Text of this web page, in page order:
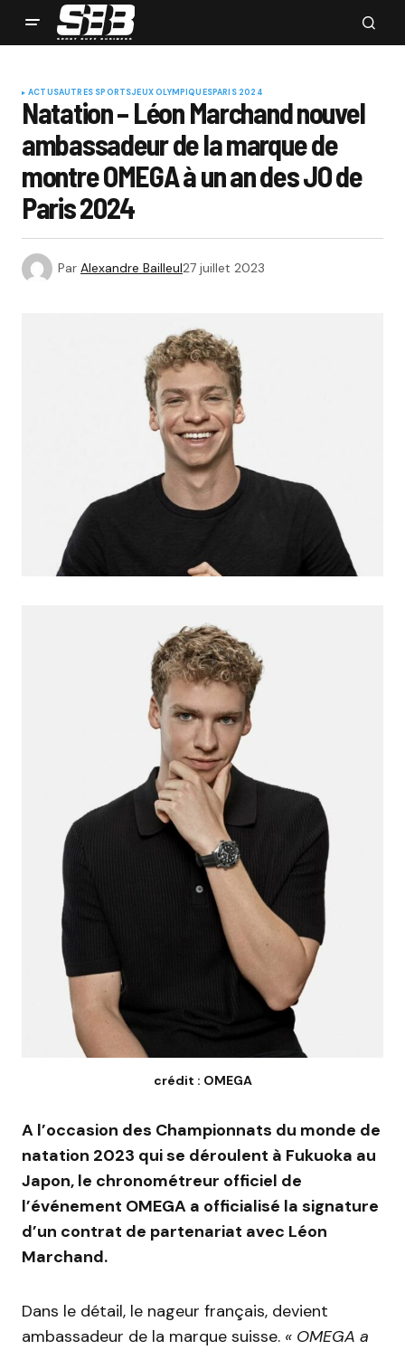
ACTUSAUTRES SPORTSJEUX OLYMPIQUESPARIS 2024
Natation – Léon Marchand nouvel
ambassadeur de la marque de
montre OMEGA à un an des JO de
Paris 2024
Par Alexandre Bailleul27 juillet 2023
crédit : OMEGA
A l’occasion des Championnats du monde de
natation 2023 qui se déroulent à Fukuoka au
Japon, le chronométreur officiel de
l’événement OMEGA a officialisé la signature
d’un contrat de partenariat avec Léon
Marchand.
Dans le détail, le nageur français, devient
ambassadeur de la marque suisse. « OMEGA a